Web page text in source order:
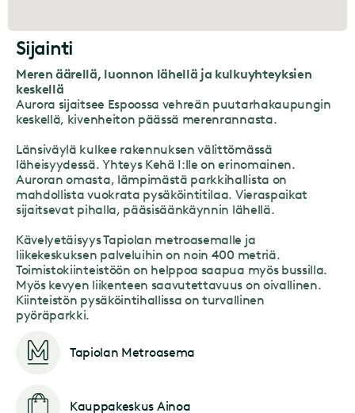
Sijainti
Meren äärellä, luonnon lähellä ja kulkuyhteyksien
keskellä
Aurora sijaitsee Espoossa vehreän puutarhakaupungin
keskellä, kivenheiton päässä merenrannasta.
Länsiväylä kulkee rakennuksen välittömässä
läheisyydessä. Yhteys Kehä I:lle on erinomainen.
Auroran omasta, lämpimästä parkkihallista on
mahdollista vuokrata pysäköintitilaa. Vieraspaikat
sijaitsevat pihalla, pääsisäänkäynnin lähellä.
Kävelyetäisyys Tapiolan metroasemalle ja
liikekeskuksen palveluihin on noin 400 metriä.
Toimistokiinteistöön on helppoa saapua myös bussilla.
Myös kevyen liikenteen saavutettavuus on oivallinen.
Kiinteistön pysäköintihallissa on turvallinen
pyöräparkki.
Tapiolan Metroasema
Kauppakeskus Ainoa